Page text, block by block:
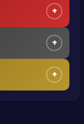
+
+
+